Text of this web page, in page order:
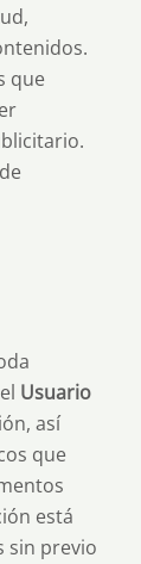
que
Usuario
así
que
está
sin previo